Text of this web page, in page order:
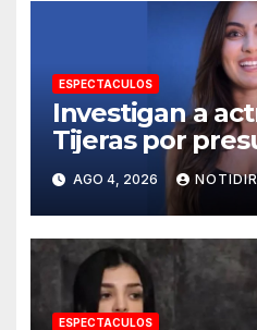
ESPECTACULOS
Investigan a
Tijeras por
con red de
AGO 4, 2026
ESPECTACULOS